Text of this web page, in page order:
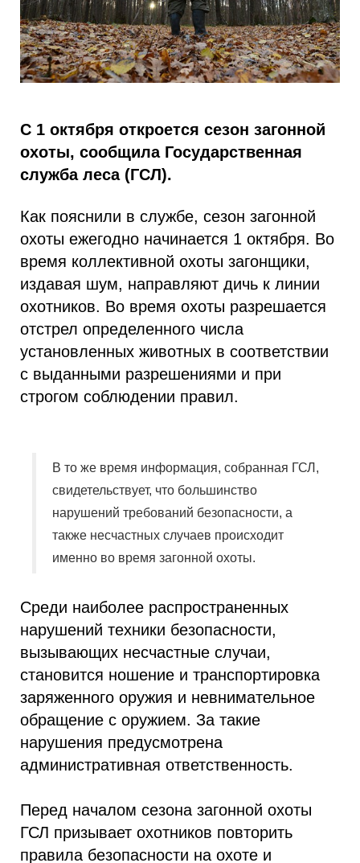
С 1 октября откроется сезон загонной
охоты, сообщила Государственная
служба леса (ГСЛ).
Как пояснили в службе, сезон загонной
охоты ежегодно начинается 1 октября. Во
время коллективной охоты загонщики,
издавая шум, направляют дичь к линии
охотников. Во время охоты разрешается
отстрел определенного числа
установленных животных в соответствии
с выданными разрешениями и при
строгом соблюдении правил.
В то же время информация, собранная ГСЛ,
свидетельствует, что большинство
нарушений требований безопасности, а
также несчастных случаев происходит
именно во время загонной охоты.
Среди наиболее распространенных
нарушений техники безопасности,
вызывающих несчастные случаи,
становится ношение и транспортировка
заряженного оружия и невнимательное
обращение с оружием. За такие
нарушения предусмотрена
административная ответственность.
Перед началом сезона загонной охоты
ГСЛ призывает охотников повторить
правила безопасности на охоте и